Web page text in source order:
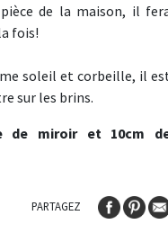
de la maison, il
fois!
soleil et corbeille, il
sur les brins.
de miroir et 10cm
PARTAGEZ